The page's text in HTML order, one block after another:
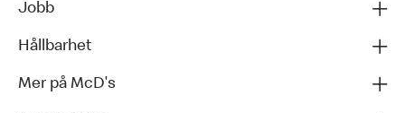
Jobb
Hållbarhet
Mer på McD's